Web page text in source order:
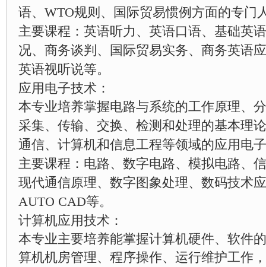
语、WTO规则、国际贸易惯例方面的专门
主要课程：英语听力、英语口语、基础英
况、商务谈判、国际贸易实务、商务英语
英语视听说等。
应用电子技术：
本专业培养掌握电路与系统的工作原理、
采集、传输、交换、检测和处理的基本理
通信、计算机和信息工程等领域的应用电
主要课程：电路、数字电路、模拟电路、
现代通信原理、数字图象处理、数码技术
AUTO CAD等。
计算机应用技术：
本专业主要培养能掌握计算机硬件、软件
算机机房管理、程序操作、运行维护工作